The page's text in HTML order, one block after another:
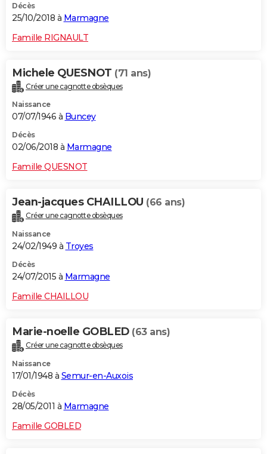
Décès
25/10/2018 à Marmagne
Famille RIGNAULT
Michele QUESNOT (71 ans)
Créer une cagnotte obsèques
Naissance
07/07/1946 à Buncey
Décès
02/06/2018 à Marmagne
Famille QUESNOT
Jean-jacques CHAILLOU (66 ans)
Créer une cagnotte obsèques
Naissance
24/02/1949 à Troyes
Décès
24/07/2015 à Marmagne
Famille CHAILLOU
Marie-noelle GOBLED (63 ans)
Créer une cagnotte obsèques
Naissance
17/01/1948 à Semur-en-Auxois
Décès
28/05/2011 à Marmagne
Famille GOBLED